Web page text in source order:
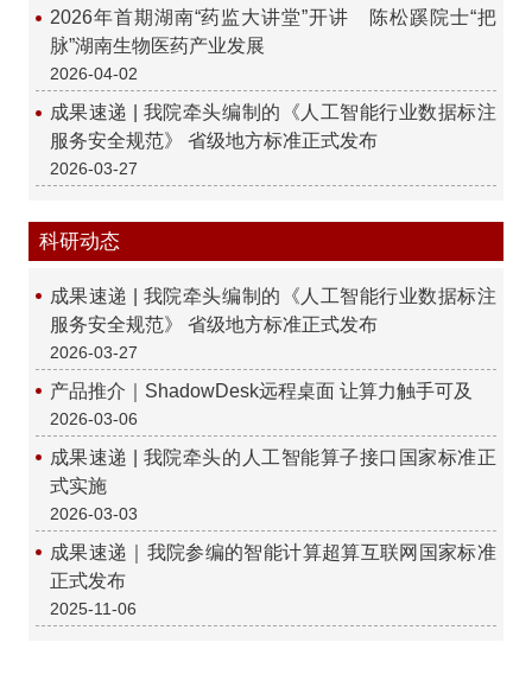
2026年首期湖南“药监大讲堂”开讲 陈松蹊院士“把
脉”湖南生物医药产业发展
2026-04-02
成果速递 | 我院牵头编制的《人工智能行业数据标注
服务安全规范》 省级地方标准正式发布
2026-03-27
科研动态
成果速递 | 我院牵头编制的《人工智能行业数据标注
服务安全规范》 省级地方标准正式发布
2026-03-27
产品推介｜ShadowDesk远程桌面 让算力触手可及
2026-03-06
成果速递 | 我院牵头的人工智能算子接口国家标准正
式实施
2026-03-03
成果速递｜我院参编的智能计算超算互联网国家标准
正式发布
2025-11-06